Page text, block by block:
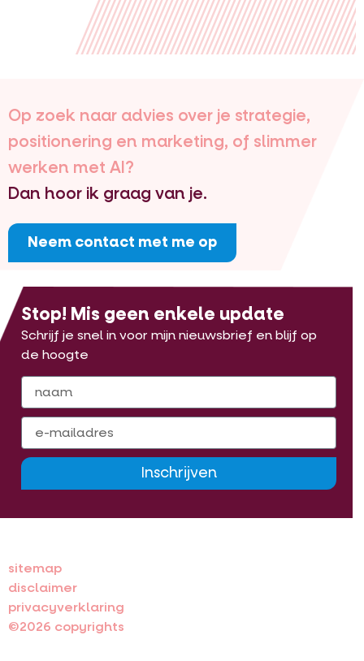
Op zoek naar advies over je strategie,
positionering en marketing, of slimmer
werken met AI?
Dan hoor ik graag van je.
Neem contact met me op
Stop! Mis geen enkele update
Schrijf je snel in voor mijn nieuwsbrief en blijf op
de hoogte
Inschrijven
sitemap
disclaimer
privacyverklaring
©2026 copyrights